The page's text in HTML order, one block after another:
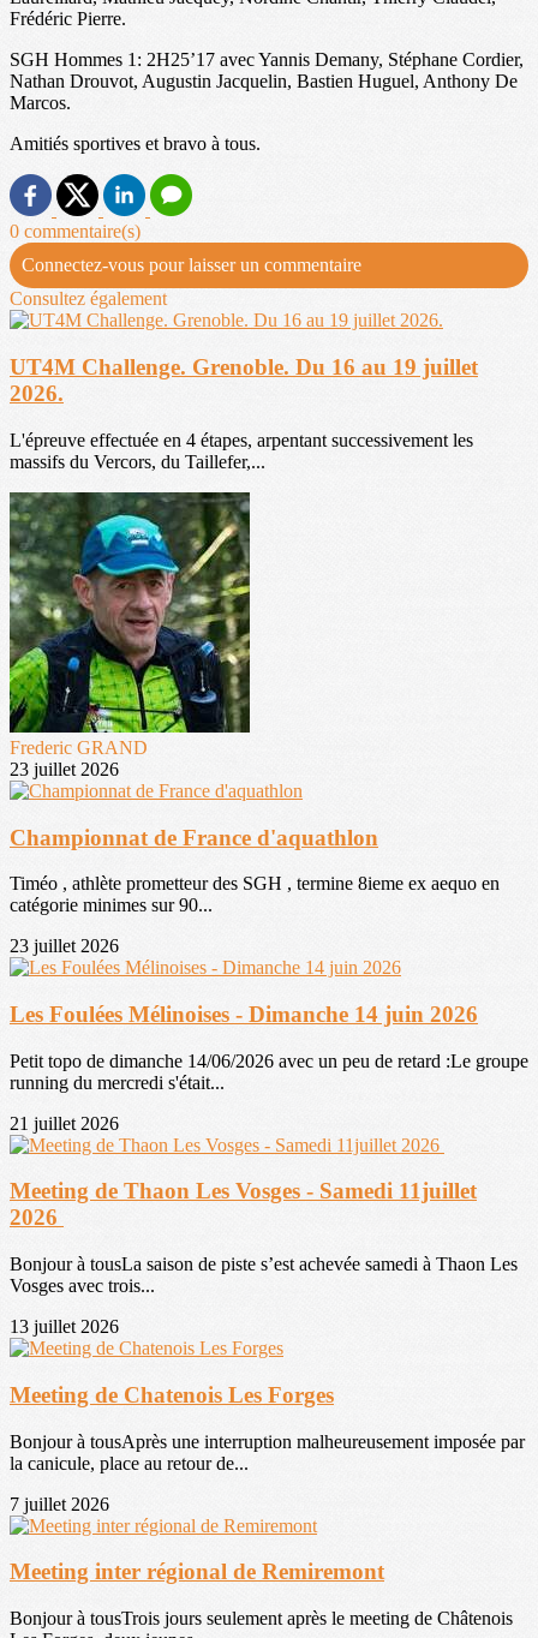
Frédéric Pierre.
SGH Hommes 1: 2H25’17 avec Yannis Demany, Stéphane Cordier,
Nathan Drouvot, Augustin Jacquelin, Bastien Huguel, Anthony De
Marcos.
Amitiés sportives et bravo à tous.
0 commentaire(s)
Connectez-vous pour laisser un commentaire
Consultez également
UT4M Challenge. Grenoble. Du 16 au 19 juillet
2026.
L'épreuve effectuée en 4 étapes, arpentant successivement les
massifs du Vercors, du Taillefer,...
Frederic GRAND
23 juillet 2026
Championnat de France d'aquathlon
Timéo , athlète prometteur des SGH , termine 8ieme ex aequo en
catégorie minimes sur 90...
23 juillet 2026
Les Foulées Mélinoises - Dimanche 14 juin 2026
Petit topo de dimanche 14/06/2026 avec un peu de retard :Le groupe
running du mercredi s'était...
21 juillet 2026
Meeting de Thaon Les Vosges - Samedi 11juillet
2026
Bonjour à tousLa saison de piste s’est achevée samedi à Thaon Les
Vosges avec trois...
13 juillet 2026
Meeting de Chatenois Les Forges
Bonjour à tousAprès une interruption malheureusement imposée par
la canicule, place au retour de...
7 juillet 2026
Meeting inter régional de Remiremont
Bonjour à tousTrois jours seulement après le meeting de Châtenois